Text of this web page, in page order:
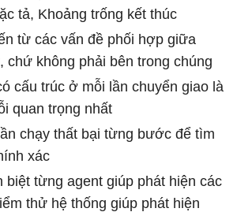
tả, Khoảng trống kết thúc
từ các vấn đề phối hợp giữa
chứ không phải bên trong chúng
cấu trúc ở mỗi lần chuyển giao là
quan trọng nhất
chạy thất bại từng bước để tìm
xác
biệt từng agent giúp phát hiện các
thử hệ thống giúp phát hiện